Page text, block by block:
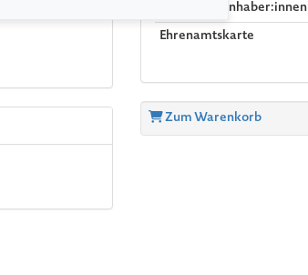
Sozialpass-Inhaber:innen
Ehrenamtskarte
Zum Warenkorb